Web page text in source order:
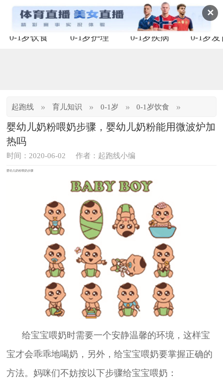
✕
0-1岁饮食 0-1岁护理 0-1岁疾病 0-1岁发
起跑线 » 育儿知识 » 0-1岁 » 0-1岁饮食 »
婴幼儿奶粉喂奶步骤，婴幼儿奶粉能用微波炉加
热吗
时间：2020-06-02 作者：起跑线小编
婴幼儿奶粉喂奶步骤
给宝宝喂奶时需要一个安静温馨的环境，这样宝
宝才会乖乖地喝奶，另外，给宝宝喂奶要掌握正确的
方法。妈咪们不妨按以下步骤给宝宝喂奶：